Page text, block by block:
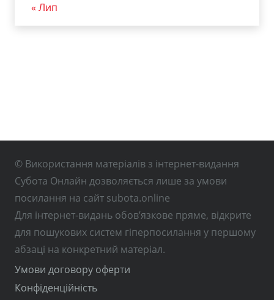
« Лип
© Використання матеріалів з інтернет-видання
Субота Онлайн дозволяється лише за умови
посилання на сайт subota.online
Для інтернет-видань обов’язкове пряме, відкрите
для пошукових систем гіперпосилання у першому
абзаці на конкретний матеріал.
Умови договору оферти
Конфіденційність